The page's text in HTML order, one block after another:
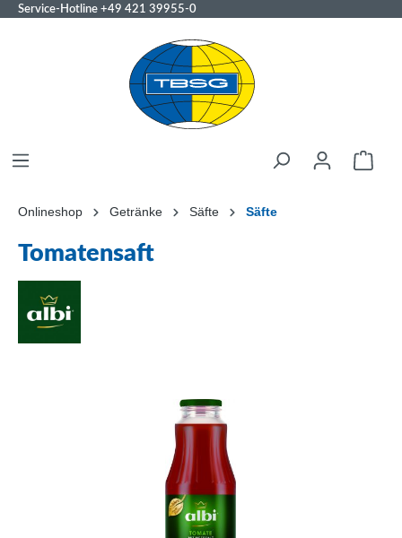
Service-Hotline +49 421 39955-0
Onlineshop Getränke Säfte Säfte
Tomatensaft